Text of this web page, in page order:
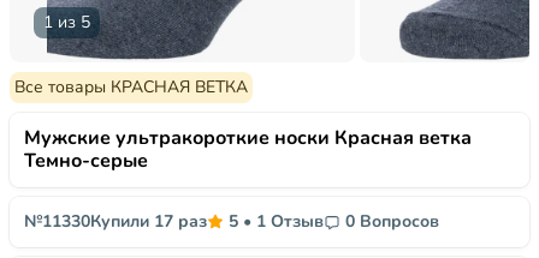
1 из 5
Все товары КРАСНАЯ ВЕТКА
Мужские ультракороткие носки Красная ветка
Темно-серые
№11330Купили 17 раз 5 • 1 Отзыв 0 Вопросов